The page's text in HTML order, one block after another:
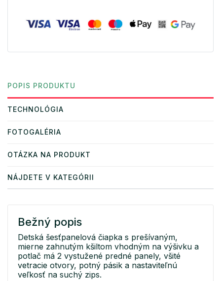
POPIS PRODUKTU
TECHNOLÓGIA
FOTOGALÉRIA
OTÁZKA NA PRODUKT
NÁJDETE V KATEGÓRII
Bežný popis
Detská šesťpanelová čiapka s prešívaným,
mierne zahnutým kšiltom vhodným na výšivku a
potlač má 2 vystužené predné panely, všité
vetracie otvory, potný pásik a nastaviteľnú
veľkosť na suchý zips.